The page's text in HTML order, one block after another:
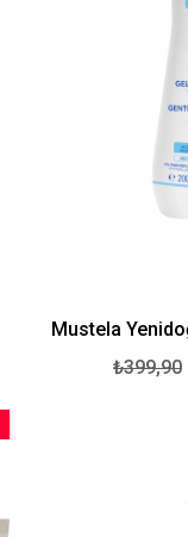
Mustela
₺399,90